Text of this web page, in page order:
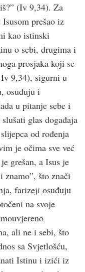
(Iv 9,34). Za
prešao iz
kao istinski
o sebi, drugima i
prosjaka koji se
9,34), sigurni u
osuđuju i
u pitanje sebe i
glas događaja
od rođenja
je očima sve već
grešan, a Isus je
znamo”, što znači
farizeji osuđuju
na svoje
ali ne i sebi, što
sa Svjetlošću,
Istinu i izići iz